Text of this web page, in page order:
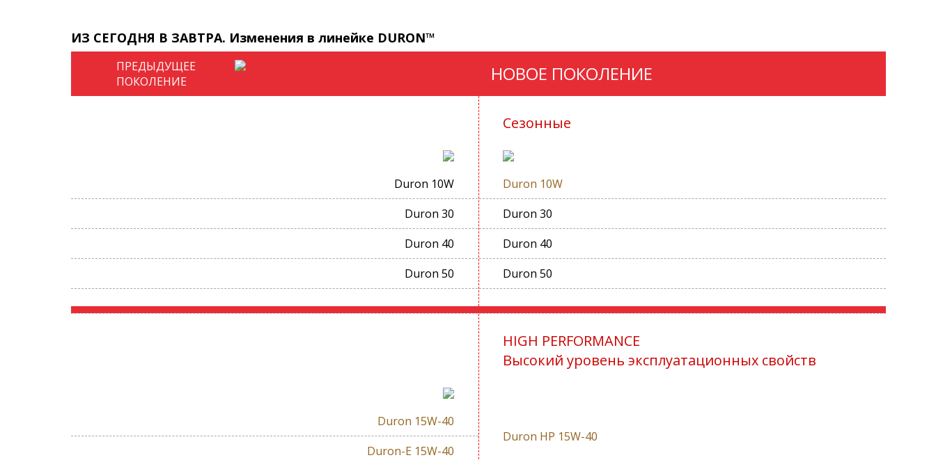
ИЗ СЕГОДНЯ В ЗАВТРА. Изменения в линейке DURON™
ПРЕДЫДУЩЕЕ
ПОКОЛЕНИЕ
НОВОЕ ПОКОЛЕНИЕ
Сезонные
Duron 10W
Duron 10W
Duron 30
Duron 30
Duron 40
Duron 40
Duron 50
Duron 50
HIGH PERFORMANCE
Высокий уровень эксплуатационных свойств
Duron 15W-40
Duron-E 15W-40
Duron HP 15W-40